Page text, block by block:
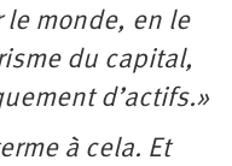
le monde, en le
du capital,
d’actifs.»
à cela. Et